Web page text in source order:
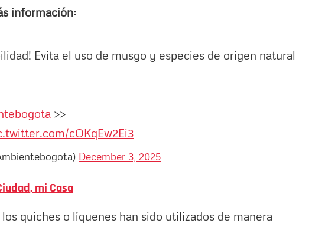
información:
Evita el uso de musgo y especies de origen natural
>>
cOKqEw2Ei3
December 3, 2025
mi Casa
quiches o líquenes han sido utilizados de manera